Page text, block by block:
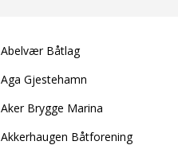
Abelvær Båtlag
Aga Gjestehamn
Aker Brygge Marina
Akkerhaugen Båtforening